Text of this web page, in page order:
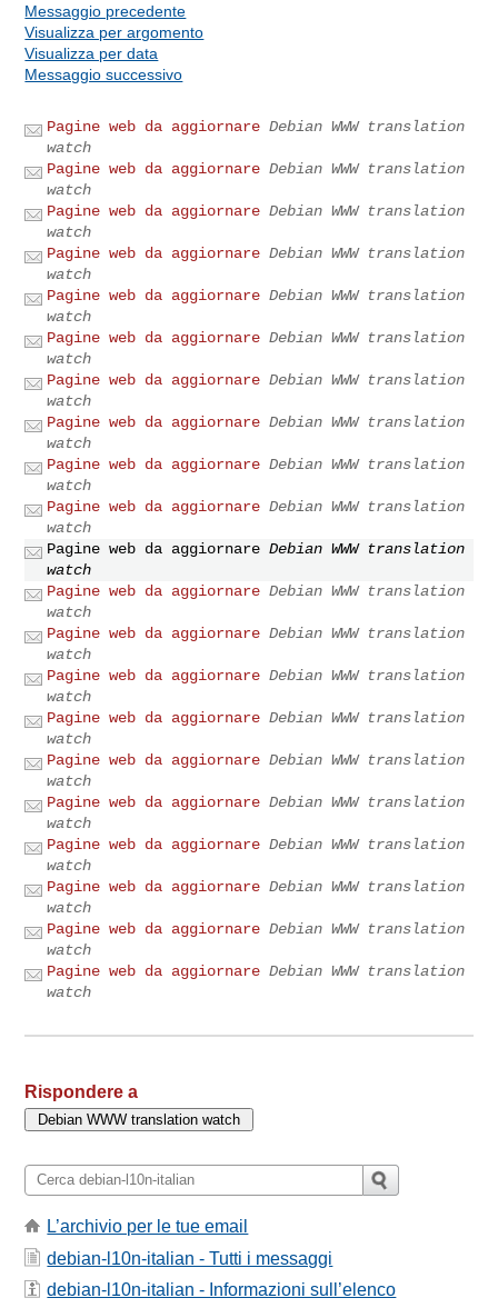
Messaggio precedente
Visualizza per argomento
Visualizza per data
Messaggio successivo
Pagine web da aggiornare Debian WWW translation
watch
Pagine web da aggiornare Debian WWW translation
watch
Pagine web da aggiornare Debian WWW translation
watch
Pagine web da aggiornare Debian WWW translation
watch
Pagine web da aggiornare Debian WWW translation
watch
Pagine web da aggiornare Debian WWW translation
watch
Pagine web da aggiornare Debian WWW translation
watch
Pagine web da aggiornare Debian WWW translation
watch
Pagine web da aggiornare Debian WWW translation
watch
Pagine web da aggiornare Debian WWW translation
watch
Pagine web da aggiornare Debian WWW translation
watch
Pagine web da aggiornare Debian WWW translation
watch
Pagine web da aggiornare Debian WWW translation
watch
Pagine web da aggiornare Debian WWW translation
watch
Pagine web da aggiornare Debian WWW translation
watch
Pagine web da aggiornare Debian WWW translation
watch
Pagine web da aggiornare Debian WWW translation
watch
Pagine web da aggiornare Debian WWW translation
watch
Pagine web da aggiornare Debian WWW translation
watch
Pagine web da aggiornare Debian WWW translation
watch
Pagine web da aggiornare Debian WWW translation
watch
Rispondere a
L’archivio per le tue email
debian-l10n-italian - Tutti i messaggi
debian-l10n-italian - Informazioni sull’elenco